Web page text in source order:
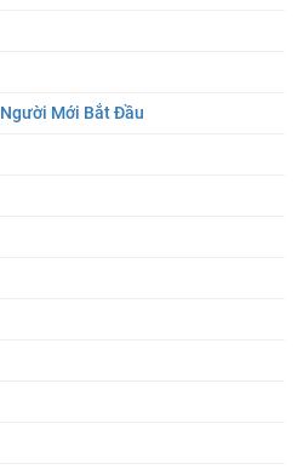
Mới Bắt Đầu